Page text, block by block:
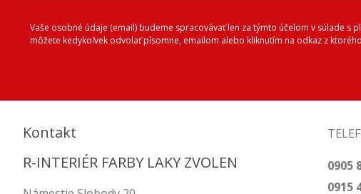
Vaše osobné údaje (email) budeme spracovávať len za týmto účelom v súlade s
môžete kedykoľvek odvolať písomne, emailom alebo kliknutím na odkaz z
Kontakt
R-INTERIÉR FARBY LAKY ZVOLEN
0905
0915